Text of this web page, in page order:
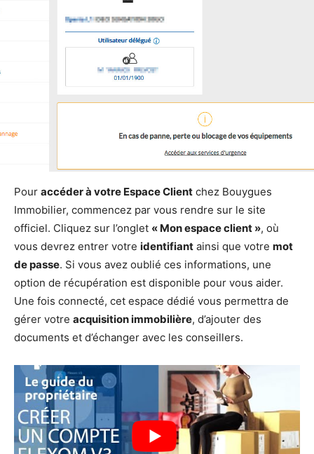
Pour accéder à votre Espace Client chez Bouygues
Immobilier, commencez par vous rendre sur le site
officiel. Cliquez sur l’onglet « Mon espace client », où
vous devrez entrer votre identifiant ainsi que votre mot
de passe. Si vous avez oublié ces informations, une
option de récupération est disponible pour vous aider.
Une fois connecté, cet espace dédié vous permettra de
gérer votre acquisition immobilière, d’ajouter des
documents et d’échanger avec les conseillers.